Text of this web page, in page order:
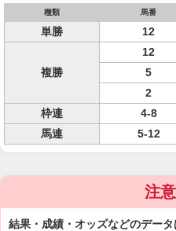
種類 馬番
単勝 12
複勝
12
5
2
枠連
4-8
馬連
5-12
注
結果・成績・オッズなどのデー